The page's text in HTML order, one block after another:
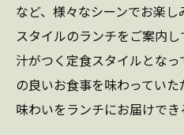
など、様々なシーンでお楽
スタイルのランチをご案内
汁がつく定食スタイルとな
の良いお食事を味わってい
味わいをランチにお届けでき